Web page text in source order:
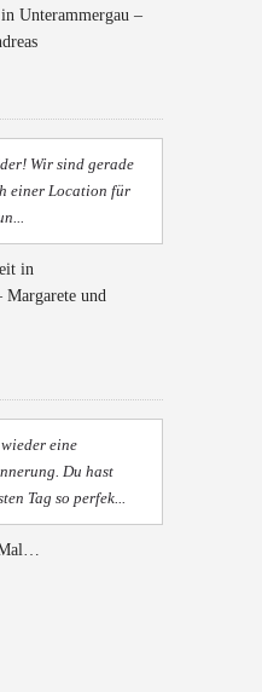
Unterammergau –
Wir sind gerade
einer Location für
in
Margarete und
eine
Du hast
Tag so perfek...
Mal…